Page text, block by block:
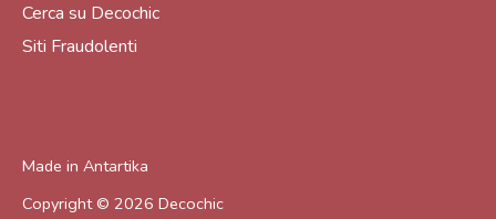
Cerca su Decochic
Siti Fraudolenti
Made in Antartika
Copyright © 2026 Decochic